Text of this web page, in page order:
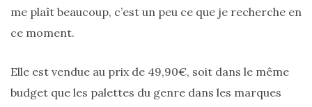
Luxe
&
(218)
Sélections
me plaît beaucoup, c’est un peu ce que je recherche en
ce moment.
Elle est vendue au prix de 49,90€, soit dans le même
budget que les palettes du genre dans les marques